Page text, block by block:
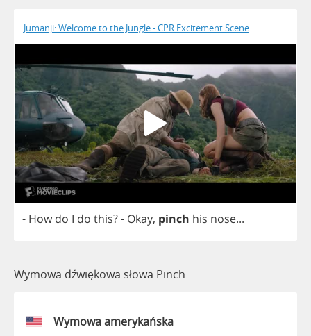
Jumanji: Welcome to the Jungle - CPR Excitement Scene
- How do I do this?- Okay, pinch his nose...
Wymowa dźwiękowa słowa Pinch
Wymowa amerykańska